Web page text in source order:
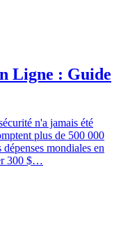
Ligne : Guide
n'a jamais été
plus de 500 000
mondiales en
300 $…